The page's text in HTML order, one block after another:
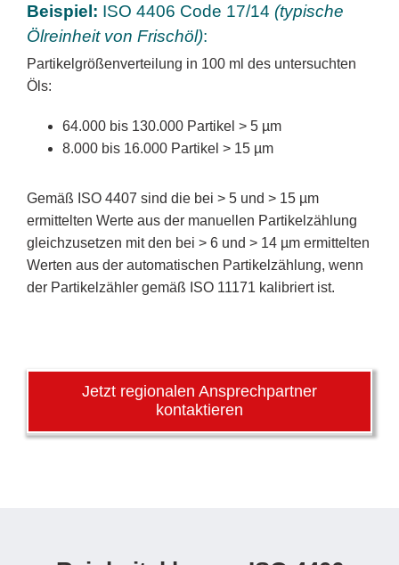
Beispiel: ISO 4406 Code 17/14 (typische
Ölreinheit von Frischöl):
Partikelgrößenverteilung in 100 ml des untersuchten
Öls:
64.000 bis 130.000 Partikel > 5 µm
8.000 bis 16.000 Partikel > 15 µm
Gemäß ISO 4407 sind die bei > 5 und > 15 µm
ermittelten Werte aus der manuellen Partikelzählung
gleichzusetzen mit den bei > 6 und > 14 µm ermittelten
Werten aus der automatischen Partikelzählung, wenn
der Partikelzähler gemäß ISO 11171 kalibriert ist.
Jetzt regionalen Ansprechpartner
kontaktieren